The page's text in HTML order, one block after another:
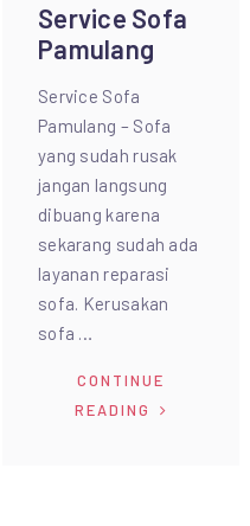
Service Sofa
Pamulang
Service Sofa
Pamulang – Sofa
yang sudah rusak
jangan langsung
dibuang karena
sekarang sudah ada
layanan reparasi
sofa. Kerusakan
sofa …
CONTINUE
READING